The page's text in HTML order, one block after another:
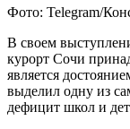
Фото: Telegram/
В своем
курорт Сочи
является
выделил одну из
дефицит школ и